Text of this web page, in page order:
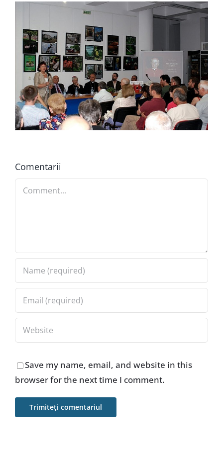
Comentarii
Comment
Save my name, email, and website in this
browser for the next time I comment.